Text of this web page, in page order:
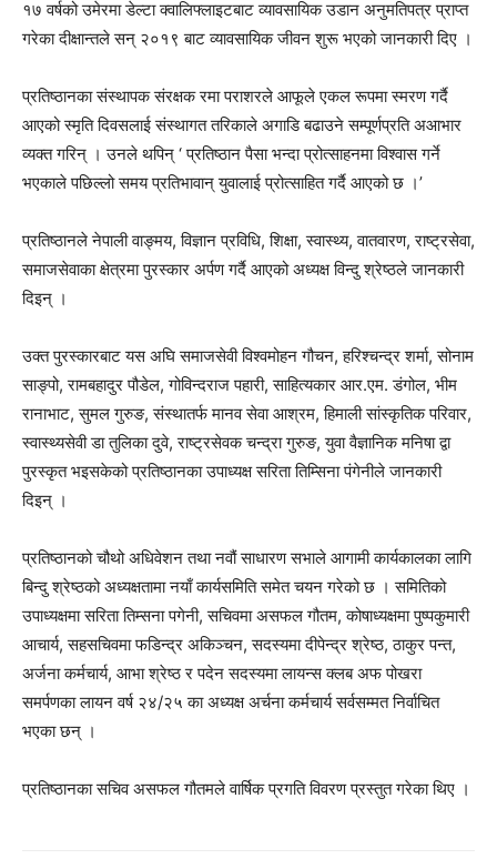
१७ वर्षको उमेरमा डेल्टा क्वालिफ्लाइटबाट व्यावसायिक उडान अनुमतिपत्र प्राप्त
गरेका दीक्षान्तले सन् २०१९ बाट व्यावसायिक जीवन शुरू भएको जानकारी दिए ।
प्रतिष्ठानका संस्थापक संरक्षक रमा पराशरले आफूले एकल रूपमा स्मरण गर्दै
आएको स्मृति दिवसलाई संस्थागत तरिकाले अगाडि बढाउने सम्पूर्णप्रति अआभार
व्यक्त गरिन् । उनले थपिन् ‘ प्रतिष्ठान पैसा भन्दा प्रोत्साहनमा विश्वास गर्ने
भएकाले पछिल्लो समय प्रतिभावान् युवालाई प्रोत्साहित गर्दै आएको छ ।’
प्रतिष्ठानले नेपाली वाङ्मय, विज्ञान प्रविधि, शिक्षा, स्वास्थ्य, वातवारण, राष्ट्रसेवा,
समाजसेवाका क्षेत्रमा पुरस्कार अर्पण गर्दै आएको अध्यक्ष विन्दु श्रेष्ठले जानकारी
दिइन् ।
उक्त पुरस्कारबाट यस अघि समाजसेवी विश्वमोहन गौचन, हरिश्चन्द्र शर्मा, सोनाम
साङ्पो, रामबहादुर पौडेल, गोविन्दराज पहारी, साहित्यकार आर.एम. डंगोल, भीम
रानाभाट, सुमल गुरुङ, संस्थातर्फ मानव सेवा आश्रम, हिमाली सांस्कृतिक परिवार,
स्वास्थ्यसेवी डा तुलिका दुवे, राष्ट्रसेवक चन्द्रा गुरुङ, युवा वैज्ञानिक मनिषा द्वा
पुरस्कृत भइसकेको प्रतिष्ठानका उपाध्यक्ष सरिता तिम्सिना पंगेनीले जानकारी
दिइन् ।
प्रतिष्ठानको चौथो अधिवेशन तथा नवौं साधारण सभाले आगामी कार्यकालका लागि
बिन्दु श्रेष्ठको अध्यक्षतामा नयाँ कार्यसमिति समेत चयन गरेको छ । समितिको
उपाध्यक्षमा सरिता तिम्सना पगेनी, सचिवमा असफल गौतम, कोषाध्यक्षमा पुष्पकुमारी
आचार्य, सहसचिवमा फडिन्द्र अकिञ्चन, सदस्यमा दीपेन्द्र श्रेष्ठ, ठाकुर पन्त,
अर्जना कर्मचार्य, आभा श्रेष्ठ र पदेन सदस्यमा लायन्स क्लब अफ पोखरा
समर्पणका लायन वर्ष २४/२५ का अध्यक्ष अर्चना कर्मचार्य सर्वसम्मत निर्वाचित
भएका छन् ।
प्रतिष्ठानका सचिव असफल गौतमले वार्षिक प्रगति विवरण प्रस्तुत गरेका थिए ।